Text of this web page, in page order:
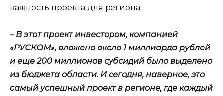
важность проекта для региона:
– В этот проект инвестором, компанией
«РУСКОМ», вложено около 1 миллиарда рублей
и еще 200 миллионов субсидий было выделено
из бюджета области. И сегодня, наверное, это
самый успешный проект в регионе, где каждый